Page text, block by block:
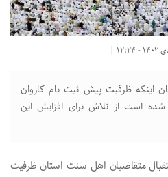
اینکه ظرفیت پیش ثبت نام کاروان
است از تلاش برای افزایش این
متقاضیان اهل سنت استان ظرفیت